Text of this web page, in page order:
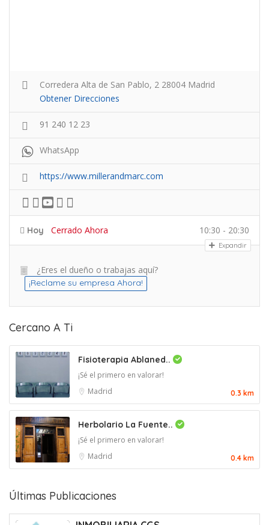
Corredera Alta de San Pablo, 2 28004 Madrid
Obtener Direcciones
91 240 12 23
WhatsApp
https://www.millerandmarc.com
Hoy Cerrado Ahora 10:30 - 20:30
Expandir
¿Eres el dueño o trabajas aquí?
¡Reclame su empresa Ahora!
Cercano A Ti
Fisioterapia Ablaned..
¡Sé el primero en valorar!
Madrid
0.3 km
Herbolario La Fuente..
¡Sé el primero en valorar!
Madrid
0.4 km
Últimas Publicaciones